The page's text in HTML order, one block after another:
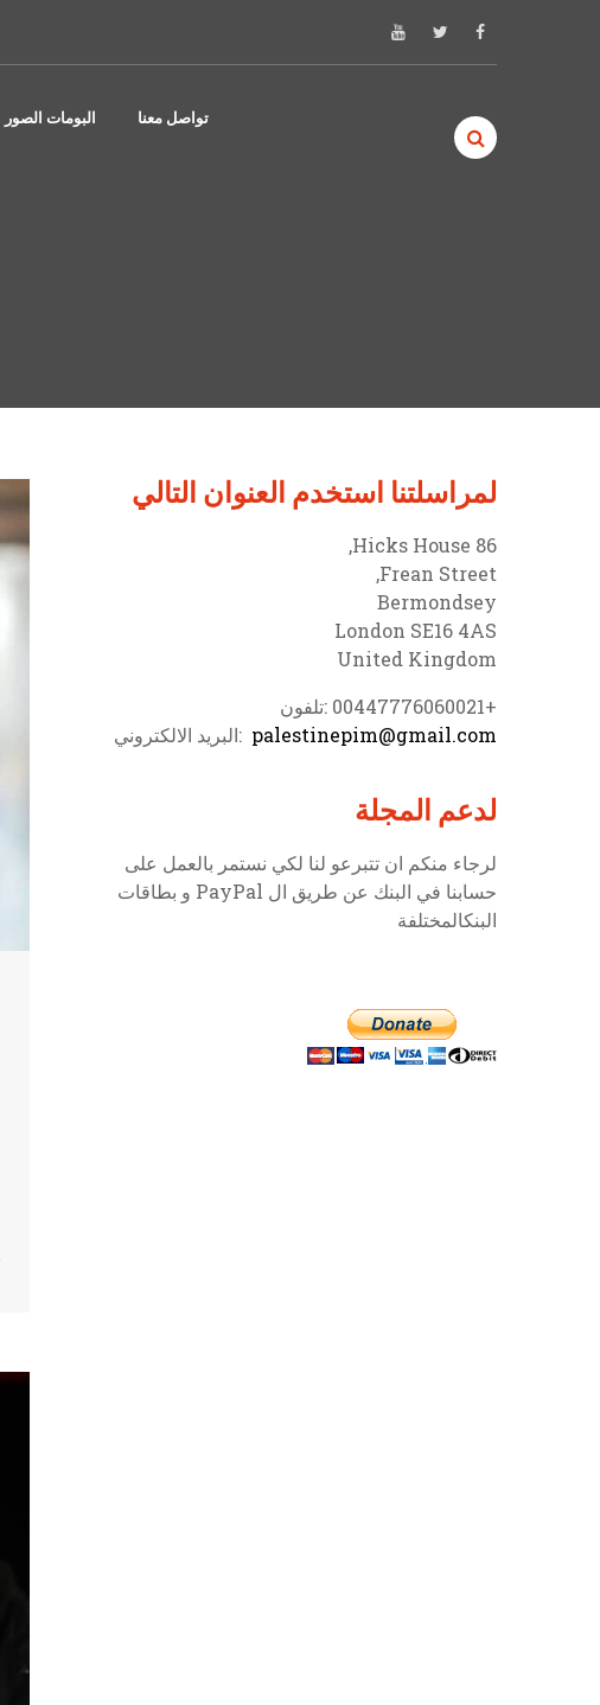
البومات الصور تواصل معنا
لمراسلتنا استخدم العنوان التالي
86 Hicks House,
Frean Street,
Bermondsey
London SE16 4AS
United Kingdom
+00447776060021 :تلفون
palestinepim@gmail.com :البريد الالكتروني
لدعم المجلة
لرجاء منكم ان تتبرعو لنا لكي نستمر بالعمل على
حسابنا في البنك عن طريق ال PayPal و بطاقات
البنكالمختلفة